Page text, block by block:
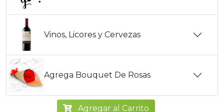
Vinos, Licores y Cervezas
Agrega Bouquet De Rosas
Agregar al Carrito